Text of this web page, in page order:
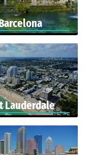
Lauderdale